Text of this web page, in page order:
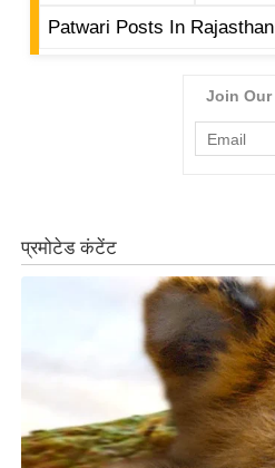
Patwari Posts In Rajasthan